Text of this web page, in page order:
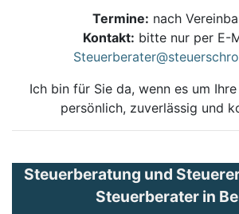
Termine: nach
Kontakt: bitte nur per E-
Ich bin für Sie da, wenn es um
persönlich, zuverlässig und
Steuerberatung und
Steuerberater in